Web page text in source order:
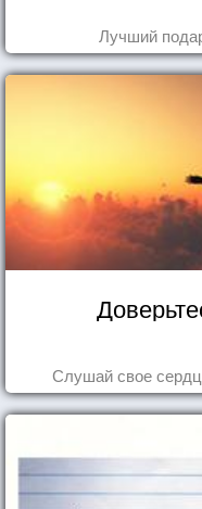
Лучший
Слушай свое